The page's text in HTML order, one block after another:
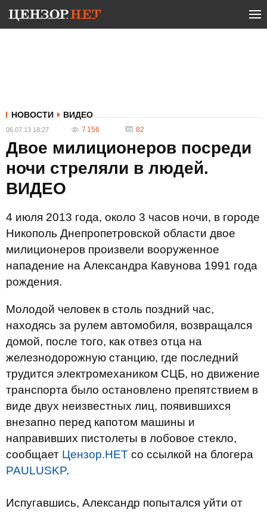
НОВОСТИ ВИДЕО
06.07.13 18:27 7 156 82
Двое милиционеров посреди
ночи стреляли в людей.
ВИДЕО
4 июля 2013 года, около 3 часов ночи, в городе
Никополь Днепропетровской области двое
милиционеров произвели вооруженное
нападение на Александра Кавунова 1991 года
рождения.
Молодой человек в столь поздний час,
находясь за рулем автомобиля, возвращался
домой, после того, как отвез отца на
железнодорожную станцию, где последний
трудится электромехаником СЦБ, но движение
транспорта было остановлено препятствием в
виде двух неизвестных лиц, появившихся
внезапно перед капотом машины и
направивших пистолеты в лобовое стекло,
сообщает Цензор.НЕТ со ссылкой на блогера
PAULUSKP.
Испугавшись, Александр попытался уйти от